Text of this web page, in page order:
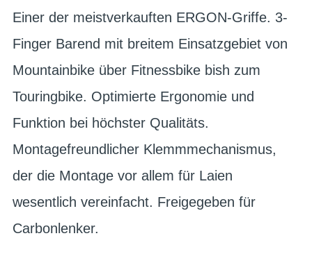
Einer der meistverkauften ERGON-Griffe. 3-
Finger Barend mit breitem Einsatzgebiet von
Mountainbike über Fitnessbike bish zum
Touringbike. Optimierte Ergonomie und
Funktion bei höchster Qualitäts.
Montagefreundlicher Klemmmechanismus,
der die Montage vor allem für Laien
wesentlich vereinfacht. Freigegeben für
Carbonlenker.